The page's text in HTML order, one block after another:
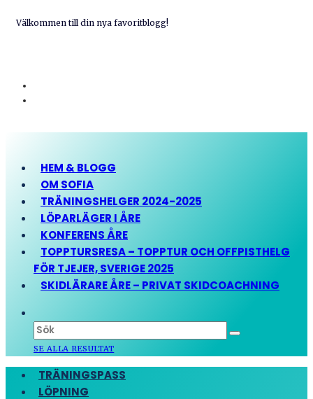
Välkommen till din nya favoritblogg!
HEM & BLOGG
OM SOFIA
TRÄNINGSHELGER 2024-2025
LÖPARLÄGER I ÅRE
KONFERENS ÅRE
TOPPTURSRESA – TOPPTUR OCH OFFPISTHELG
FÖR TJEJER, SVERIGE 2025
SKIDLÄRARE ÅRE – PRIVAT SKIDCOACHNING
SE ALLA RESULTAT
TRÄNINGSPASS
LÖPNING